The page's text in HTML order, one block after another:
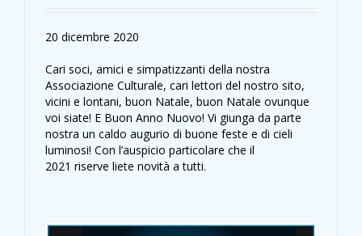
20 dicembre 2020
Cari soci, amici e simpatizzanti della nostra
Associazione Culturale, cari lettori del nostro sito,
vicini e lontani, buon Natale, buon Natale ovunque
voi siate! E Buon Anno Nuovo! Vi giunga da parte
nostra un caldo augurio di buone feste e di cieli
luminosi! Con l’auspicio particolare che il
2021 riserve liete novità a tutti.